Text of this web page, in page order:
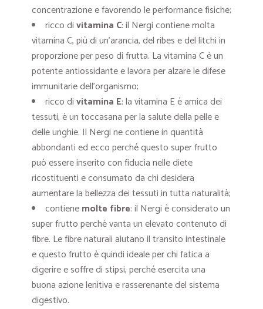
concentrazione e favorendo le performance fisiche;
ricco divitamina C: il Nergi contiene molta
vitamina C, più di un’arancia, del ribes e del litchi in
proporzione per peso di frutta. La vitamina C è un
potente antiossidante e lavora per alzare le difese
immunitarie dell’organismo;
ricco divitamina E: la vitamina E è amica dei
tessuti, è un toccasana per la salute della pelle e
delle unghie. Il Nergi ne contiene in quantità
abbondanti ed ecco perché questo super frutto
può essere inserito con fiducia nelle diete
ricostituenti e consumato da chi desidera
aumentare la bellezza dei tessuti in tutta naturalità;
contienemolte fibre: il Nergi è considerato un
super frutto perché vanta un elevato contenuto di
fibre. Le fibre naturali aiutano il transito intestinale
e questo frutto è quindi ideale per chi fatica a
digerire e soffre di stipsi, perché esercita una
buona azione lenitiva e rasserenante del sistema
digestivo.